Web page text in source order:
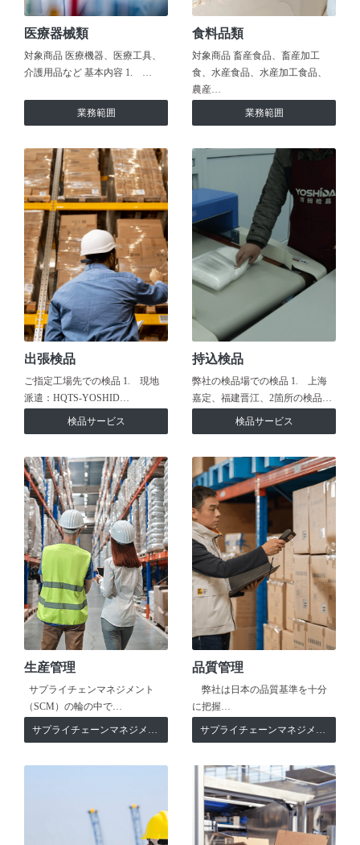
医療器械類
対象商品 医療機器、医療工具、
介護用品など 基本内容 1. …
業務範囲
食料品類
対象商品 畜産食品、畜産加工
食、水産食品、水産加工食品、
農産…
業務範囲
出張検品
ご指定工場先での検品 1. 現地
派遣：HQTS-YOSHID…
検品サービス
持込検品
弊社の検品場での検品 1. 上海
嘉定、福建晋江、2箇所の検品…
検品サービス
生産管理
サプライチェンマネジメント
（SCM）の輪の中で…
サプライチェーンマネジメント
品質管理
弊社は日本の品質基準を十分
に把握…
サプライチェーンマネジメント